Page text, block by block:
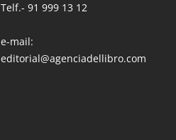
Telf.- 91 999 13 12
e-mail:
editorial@agenciadellibro.com